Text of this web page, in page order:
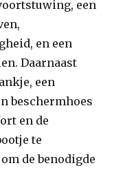
een
en een
Daarnaast
een
beschermhoes
en de
te
de benodigde